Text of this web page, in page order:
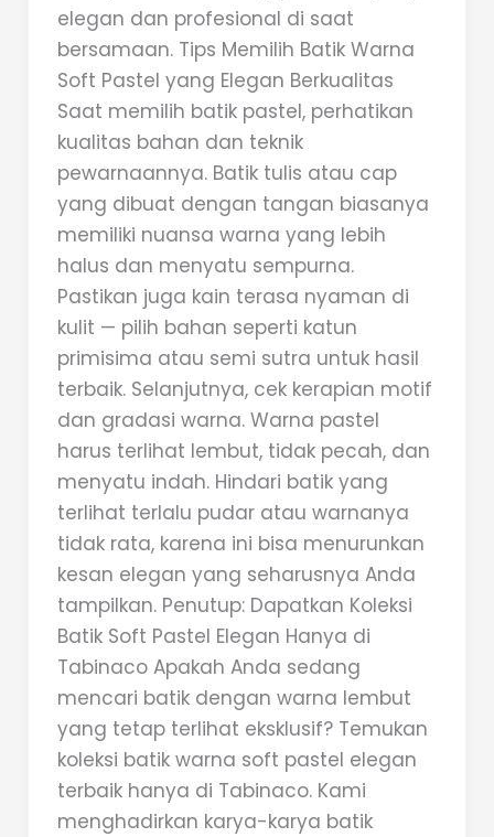
elegan dan profesional di saat
bersamaan. Tips Memilih Batik Warna
Soft Pastel yang Elegan Berkualitas
Saat memilih batik pastel, perhatikan
kualitas bahan dan teknik
pewarnaannya. Batik tulis atau cap
yang dibuat dengan tangan biasanya
memiliki nuansa warna yang lebih
halus dan menyatu sempurna.
Pastikan juga kain terasa nyaman di
kulit — pilih bahan seperti katun
primisima atau semi sutra untuk hasil
terbaik. Selanjutnya, cek kerapian motif
dan gradasi warna. Warna pastel
harus terlihat lembut, tidak pecah, dan
menyatu indah. Hindari batik yang
terlihat terlalu pudar atau warnanya
tidak rata, karena ini bisa menurunkan
kesan elegan yang seharusnya Anda
tampilkan. Penutup: Dapatkan Koleksi
Batik Soft Pastel Elegan Hanya di
Tabinaco Apakah Anda sedang
mencari batik dengan warna lembut
yang tetap terlihat eksklusif? Temukan
koleksi batik warna soft pastel elegan
terbaik hanya di Tabinaco. Kami
menghadirkan karya-karya batik